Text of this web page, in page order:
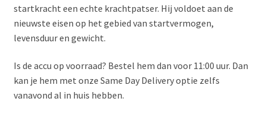
startkracht een echte krachtpatser. Hij voldoet aan de
nieuwste eisen op het gebied van startvermogen,
levensduur en gewicht.
Is de accu op voorraad? Bestel hem dan voor 11:00 uur. Dan
kan je hem met onze Same Day Delivery optie zelfs
vanavond al in huis hebben.